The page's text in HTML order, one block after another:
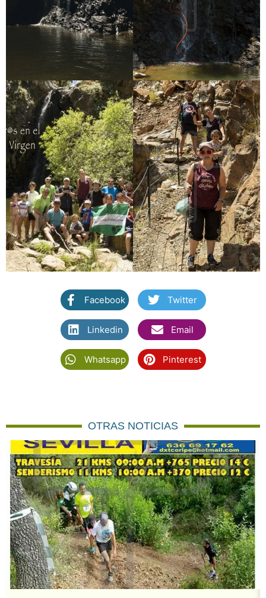
Facebook Twitter
Linkedin Email
Whatsapp Pinterest
OTRAS NOTICIAS